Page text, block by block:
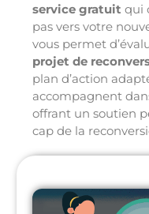
service gratuit qui
pas vers votre
vous permet
projet de
plan d’action
accompagnent
offrant un soutien
cap de la